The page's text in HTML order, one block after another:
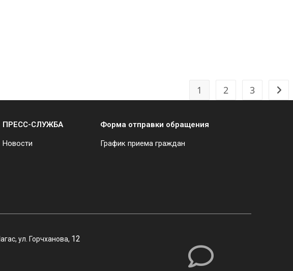
1 2 3
ПРЕСС-СЛУЖБА
Новости
Форма отправки обращения
График приема граждан
ул. Горчханова, 12